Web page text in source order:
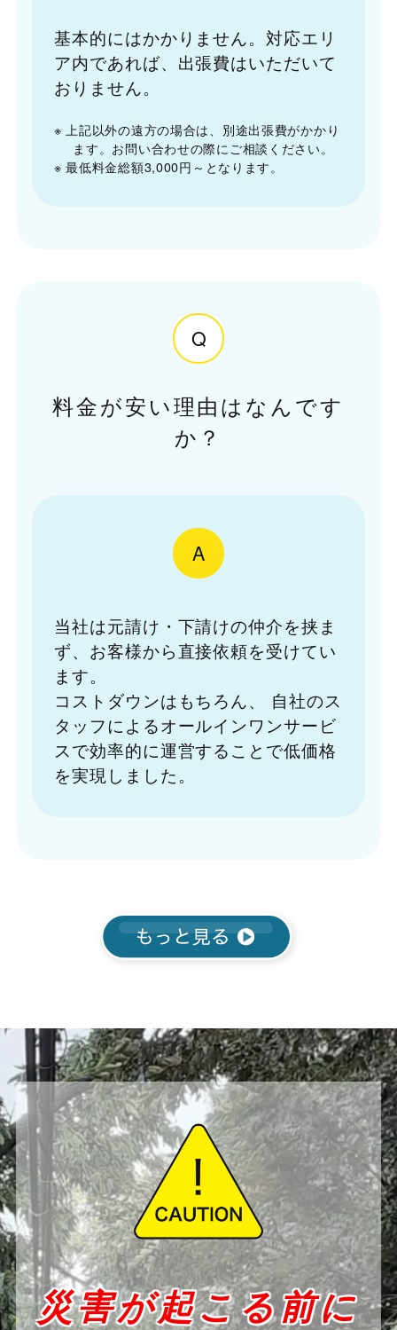
基本的にはかかりません。対応エリ
ア内であれば、出張費はいただいて
おりません。
※ 上記以外の遠方の場合は、別途出張費がかかり
ます。お問い合わせの際にご相談ください。
※ 最低料金総額3,000円～となります。
Q
料金が安い理由はなんです
か？
A
当社は元請け・下請けの仲介を挟ま
ず、お客様から直接依頼を受けてい
ます。
コストダウンはもちろん、
自社のス
タッフによるオールインワンサービ
スで効率的に運営することで低価格
を実現しました。
災害が起こる前に